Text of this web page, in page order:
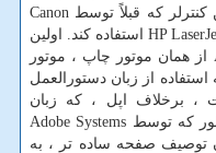
که قبلاً توسط Canon
HP استفاده کند. اولین
از همان موتور چاپ ، موتور
از زبان دستورالعمل
، برخلاف اپل ، که زبان
که توسط Adobe Systems
توصیف صفحه ساده تر ، به